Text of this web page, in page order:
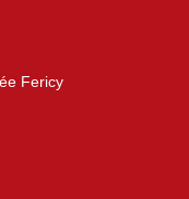
Fericy